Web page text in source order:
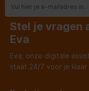
Stel je vragen
Eva
Eva, onze digitale
staat 24/7 voor je klaar